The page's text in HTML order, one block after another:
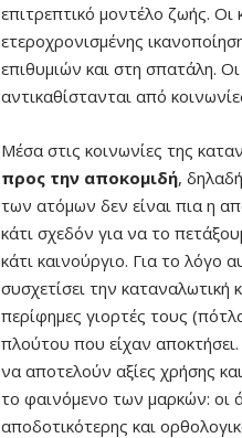
επιτρεπτικό μοντέλο ζωής.
ετεροχρονισμένης
επιθυμιών και στη σπατάλη.
αντικαθίστανται από
Μέσα στις κοινωνίες της
προς την αποκομιδή,
των ατόμων δεν είναι πια η
κάτι σχεδόν για να το
κάτι καινούργιο. Για το λόγο
συσχετίσει την
περίφημες γιορτές τους
πλούτου που είχαν
να αποτελούν αξίες χρήσης
το φαινόμενο των μαρκών: οι
αποδοτικότερης και